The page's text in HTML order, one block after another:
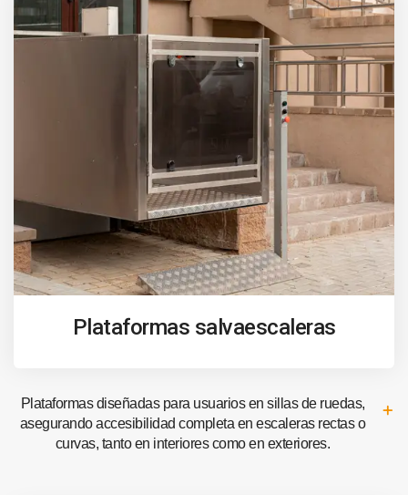
Plataformas salvaescaleras
Plataformas diseñadas para usuarios en sillas de ruedas,
asegurando accesibilidad completa en escaleras rectas o
curvas, tanto en interiores como en exteriores.